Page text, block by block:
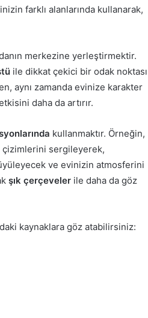
farklı alanlarında kullanarak,
merkezine yerleştirmektir.
ile dikkat çekici bir odak noktası
aynı zamanda evinize karakter
daha da artırır.
kullanmaktır. Örneğin,
sergileyerek,
ve evinizin atmosferini
şık çerçeveler ile daha da göz
kaynaklara göz atabilirsiniz: